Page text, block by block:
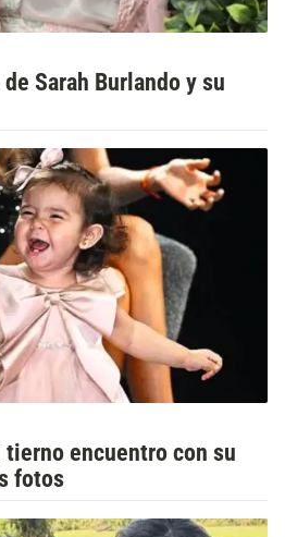
Sarah Burlando y su
tierno encuentro con su
fotos